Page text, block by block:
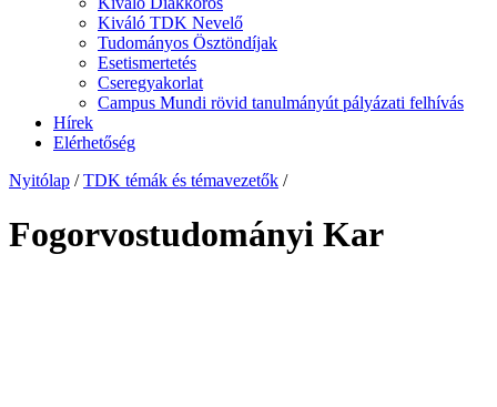
Kiváló TDK Nevelő
Tudományos Ösztöndíjak
Esetismertetés
Cseregyakorlat
Campus Mundi rövid tanulmányút pályázati felhívás
Hírek
Elérhetőség
Nyitólap / TDK témák és témavezetők /
Fogorvostudományi Kar